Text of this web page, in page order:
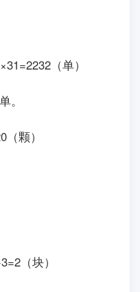
（单）
。
（颗）
（块）